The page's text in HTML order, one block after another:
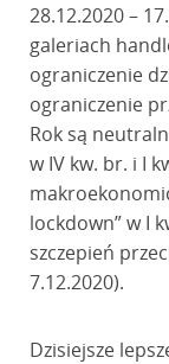
28.12.2020 –
galeriach
ograniczenie
ograniczenie
Rok są
w IV kw. br. i I
lockdown” w I
szczepień
7.12.2020).
Dzisiejsze